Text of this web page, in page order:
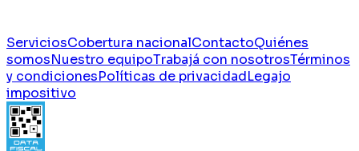
ServiciosCobertura nacionalContactoQuiénes
somosNuestro equipoTrabajá con nosotrosTérminos
y condicionesPolíticas de privacidadLegajo
impositivo